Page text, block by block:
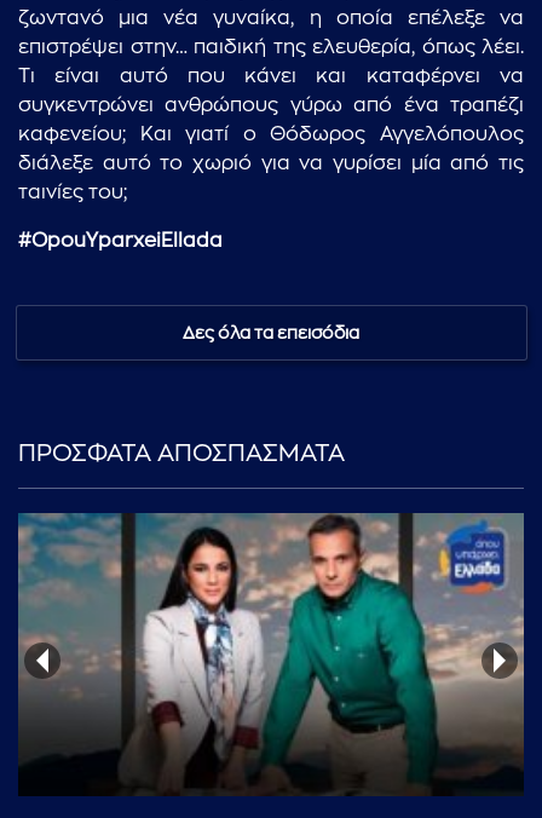
ζωντανό μια νέα γυναίκα, η οποία επέλεξε να
επιστρέψει στην… παιδική της ελευθερία, όπως λέει.
Τι είναι αυτό που κάνει και καταφέρνει να
συγκεντρώνει ανθρώπους γύρω από ένα τραπέζι
καφενείου; Και γιατί ο Θόδωρος Αγγελόπουλος
διάλεξε αυτό το χωριό για να γυρίσει μία από τις
ταινίες του;
#OpouYparxeiEllada
Δες όλα τα επεισόδια
ΠΡΟΣΦΑΤΑ ΑΠΟΣΠΑΣΜΑΤΑ